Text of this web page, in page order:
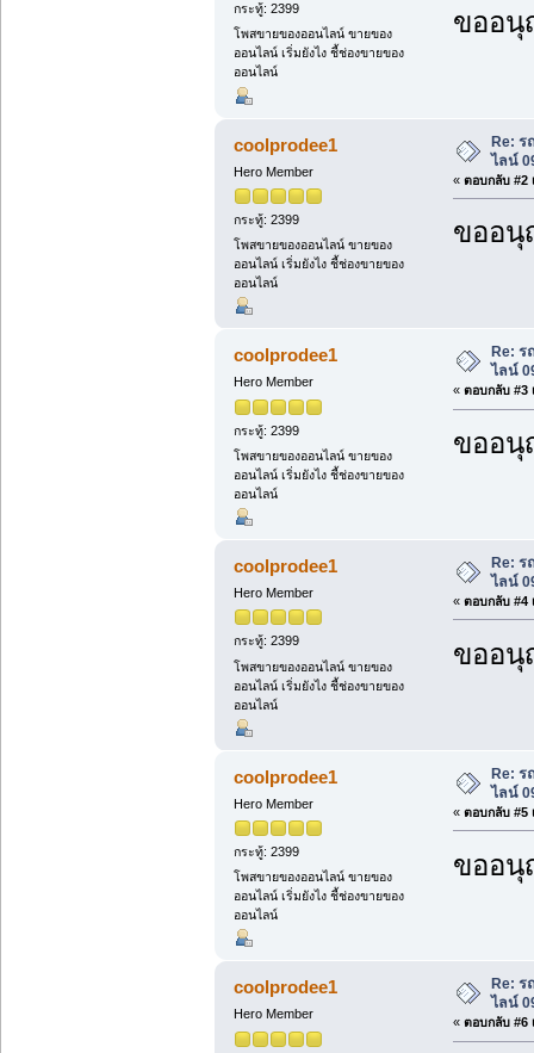
กระทู้: 2399
โพสขายของออนไลน์ ขายของ
ออนไลน์ เริ่มยังไง ชี้ช่องขายของ
ออนไลน์
ขออนุ
coolprodee1
Hero Member
กระทู้: 2399
โพสขายของออนไลน์ ขายของ
ออนไลน์ เริ่มยังไง ชี้ช่องขายของ
ออนไลน์
Re: ร
ไลน์
« ตอบกลับ #2
ขออนุ
coolprodee1
Hero Member
กระทู้: 2399
โพสขายของออนไลน์ ขายของ
ออนไลน์ เริ่มยังไง ชี้ช่องขายของ
ออนไลน์
Re: ร
ไลน์
« ตอบกลับ #3
ขออนุ
coolprodee1
Hero Member
กระทู้: 2399
โพสขายของออนไลน์ ขายของ
ออนไลน์ เริ่มยังไง ชี้ช่องขายของ
ออนไลน์
Re: ร
ไลน์
« ตอบกลับ #4
ขออนุ
coolprodee1
Hero Member
กระทู้: 2399
โพสขายของออนไลน์ ขายของ
ออนไลน์ เริ่มยังไง ชี้ช่องขายของ
ออนไลน์
Re: ร
ไลน์
« ตอบกลับ #5
ขออนุ
coolprodee1
Hero Member
Re: ร
ไลน์
« ตอบกลับ #6